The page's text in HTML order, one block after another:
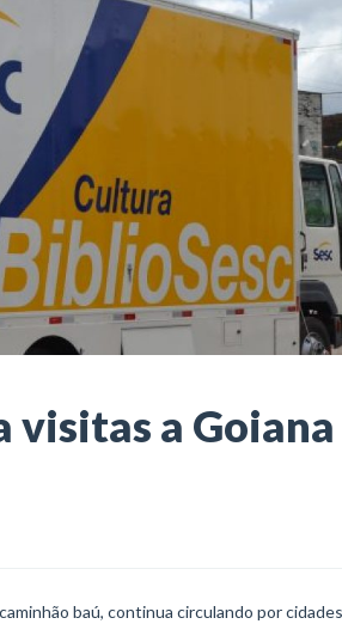
visitas a Goiana
baú, continua circulando por